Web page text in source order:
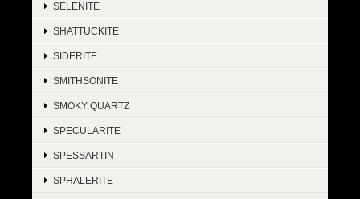
SELENITE
SHATTUCKITE
SIDERITE
SMITHSONITE
SMOKY QUARTZ
SPECULARITE
SPESSARTIN
SPHALERITE